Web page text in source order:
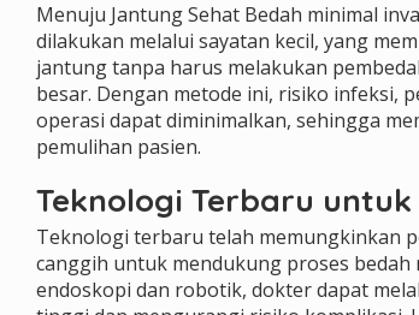
Menuju Jantung Sehat Bedah minimal
dilakukan melalui sayatan kecil, yang
jantung tanpa harus melakukan
besar. Dengan metode ini, risiko infeksi,
operasi dapat diminimalkan, sehingga
pemulihan pasien.
Teknologi Terbaru
Teknologi terbaru telah memungkinkan
canggih untuk mendukung proses bedah
endoskopi dan robotik, dokter dapat